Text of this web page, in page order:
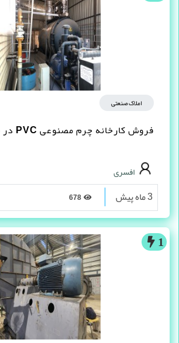
املاک صنعتی
فروش کارخانه چرم مصنوعى PVC در شیراز
افسری
3 ماه پیش
1